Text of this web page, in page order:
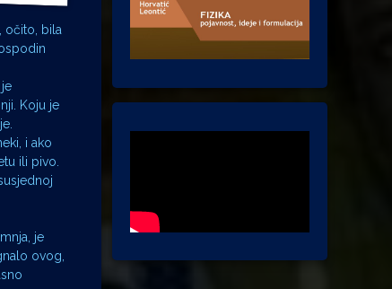
očito, bila
Koju je
i ako
ili pivo.
je
ovog,